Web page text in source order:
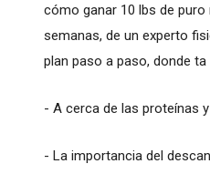
cómo ganar 10 lbs de
semanas, de un experto
plan paso a paso, donde ta
- A cerca de las proteínas
- La importancia del